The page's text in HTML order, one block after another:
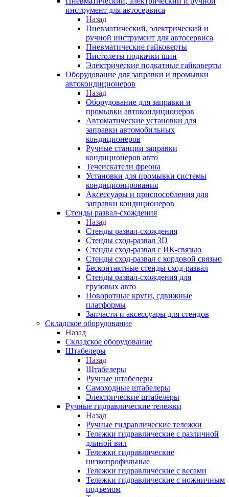
инструмент для автосервиса
Назад
Пневматический, электрический и
ручной инструмент для автосервиса
Пневматические гайковерты
Пистолеты подкачки шин
Электрические подкатные гайковерты
Оборудование для заправки и промывки
автокондиционеров
Назад
Оборудование для заправки и
промывки автокондиционеров
Автоматические установки для
заправки автомобильных
кондиционеров
Ручные станции заправки
кондиционеров авто
Течеискатели фреона
Установки для промывки системы
кондиционирования
Аксессуары и приспособления для
заправки кондиционеров
Стенды развал-схождения
Назад
Стенды развал-схождения
Стенды сход-развал 3D
Стенды сход-развал с ИК-связью
Стенды сход-развал с кордовой связью
Бесконтактные стенды сход-развал
Стенды развал-схождения для
грузовых авто
Поворотные круги, сдвижные
платформы
Запчасти и аксессуары для стендов
Складское оборудование
Назад
Складское оборудование
Штабелеры
Назад
Штабелеры
Ручные штабелеры
Самоходные штабелеры
Электрические штабелеры
Ручные гидравлические тележки
Назад
Ручные гидравлические тележки
Тележки гидравлические с различной
длиной вил
Тележки гидравлические
низкопрофильные
Тележки гидравлические с весами
Тележки гидравлические с ножничным
подъемом